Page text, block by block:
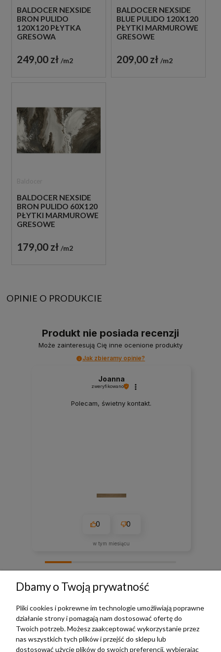
BALDOCER NEXSIDE
BRON PULIDO
120X120 PŁYTKA
GRESOWA
249,00 zł m2
BALDOCER NEXSIDE
BLUE PULIDO 120X120
PŁYTKI MARMUROWE
GRESOWE
209,00 zł m2
BALDOCER NEXSIDE
BRON PULIDO 60X120
PŁYTKI MARMUROWE
GRESOWE
179,00 zł m2
OPINIE O PRODUKCIE
Produkt nie posiada recenzji
Może zainteresują Cię inne ocenione produkty
Jak zbieramy opinie?
Joanna
zweryfikowano
Polecam, świetny kontakt.
0 0
w tym miesiącu
TERRADECO
BAZA WIEDZY
Dbamy o Twoją prywatność
Pliki cookies i pokrewne im technologie umożliwiają poprawne
działanie strony i pomagają nam dostosować ofertę do
Twoich potrzeb. Możesz zaakceptować wykorzystanie przez
nas wszystkich tych plików i przejść do sklepu lub
dostosować użycie plików do swoich preferencji, wybierając